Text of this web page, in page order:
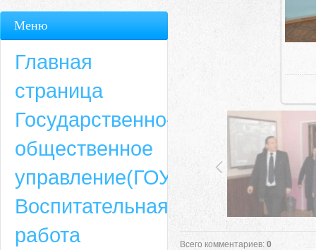
Адрес
659635, Алтайский край, Алтайский район, село Ая, ул. Школьная 11.
6-49, электронный адрес: aja_70@mail.ru
Всего комментариев: 0
Меню
Главная
страница
Государственно-
общественное
управление(ГОУ)
Воспитательная
работа